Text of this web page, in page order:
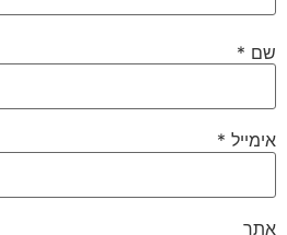
שם *
אימייל *
אתר